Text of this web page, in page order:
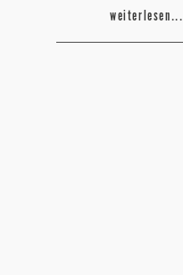
weiterlesen...